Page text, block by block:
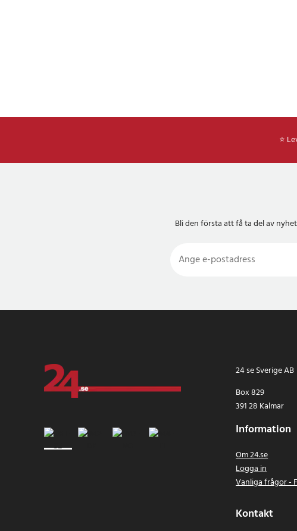
⭐
Bli den första att få ta del av
24 se Sverige AB
Box 829
391 28 Kalmar
Information
Om 24.se
Logga in
Vanliga frågor -
Kontakt